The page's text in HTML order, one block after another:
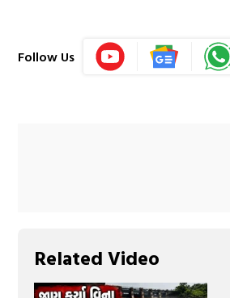
Follow Us
Related Video